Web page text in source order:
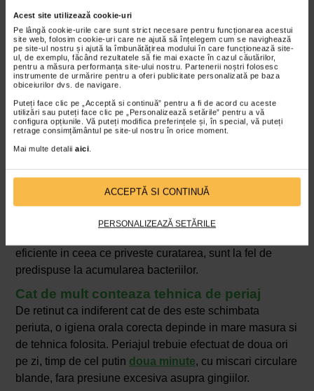
Acest site utilizează cookie-uri
Pe lângă cookie-urile care sunt strict necesare pentru funcționarea acestui
site web, folosim cookie-uri care ne ajută să înțelegem cum se navighează
pe site-ul nostru și ajută la îmbunătățirea modului în care funcționează site-
ul, de exemplu, făcând rezultatele să fie mai exacte în cazul căutărilor,
pentru a măsura performanța site-ului nostru. Partenerii noștri folosesc
instrumente de urmărire pentru a oferi publicitate personalizată pe baza
obiceiurilor dvs. de navigare.
Puteți face clic pe „Acceptă si continuă” pentru a fi de acord cu aceste
utilizări sau puteți face clic pe „Personalizează setările” pentru a vă
configura opțiunile. Vă puteți modifica preferințele și, în special, vă puteți
retrage consimțământul pe site-ul nostru în orice moment.
Mai multe detalii aici
ACCEPTĂ SI CONTINUĂ
PERSONALIZEAZĂ SETĂRILE
indeparta resturile de pasta de dinti si impuritatile;
pastrarea in pozitie verticala – astfel incat apa sa
se scurga complet si perii sa se usuce;
evitarea protectiilor inchise – acestea pot pastra
umezeala si favoriza dezvoltarea bacteriilor;
pastrarea periutei la distanta de toaleta – stropii
care se ridica atunci cand se trage apa pot
Periutele electrice si capetele de inlocuire
Pentru persoanele care folosesc periute electrice,
schimbat la fiecare trei luni sau chiar mai des, in functie
eficiente in ceea ce priveste curatarea, sunt la fel de
predispuse la acumularea bacteriilor.
Cat de mult conteaza tehnica de periaj
De retinut ca indiferent cat de des este schimbata
periuta, o igiena orala corecta depinde in mare masura si
de tehnica folosita. Periajul trebuie efectuat de doua ori
pe zi, timp de cel putin doua minute, cu miscari circulare
blande, fara presiune excesiva asupra gingiilor.